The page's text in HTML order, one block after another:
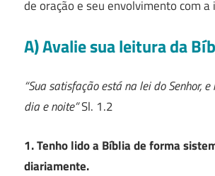
de oração e seu envolvimento com a
A) Avalie sua leitura da
“Sua satisfação está na lei do Senhor,
dia e noite”Sl. 1.2
1. Tenho lido a Bíblia de forma
diariamente.